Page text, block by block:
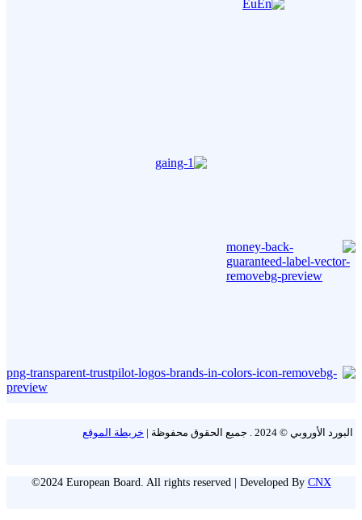
البورد الأوروبي © 2024 . جميع الحقوق محفوظة | خريطة الموقع
©2024 European Board. All rights reserved | Developed By CNX